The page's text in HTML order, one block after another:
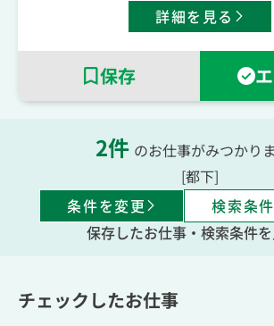
詳細を見る
保存
2件 のお仕事がみつかり
保存したお仕事・検索条件
[都下]
条件を変更
検索条
チェックしたお仕事